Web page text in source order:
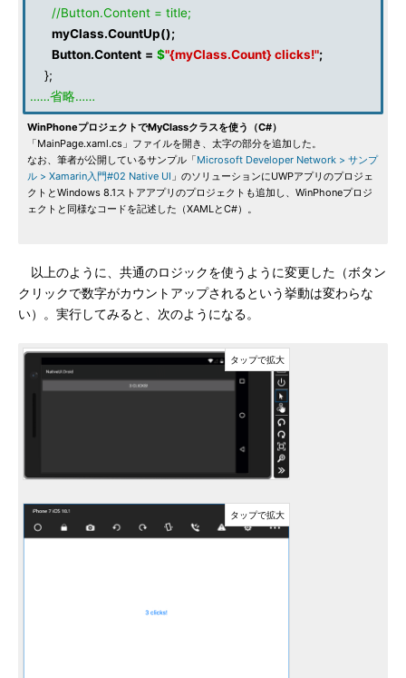
//Button.Content = title;
myClass.CountUp();
Button.Content = $"{myClass.Count} clicks!";
};
……省略……
WinPhoneプロジェクトでMyClassクラスを使う（C#）
「MainPage.xaml.cs」ファイルを開き、太字の部分を追加した。
なお、筆者が公開しているサンプル「Microsoft Developer Network > サンプ
ル > Xamarin入門#02 Native UI 」のソリューションにUWPアプリのプロジェ
クトとWindows 8.1ストアアプリのプロジェクトも追加し、WinPhoneプロジ
ェクトと同様なコードを記述した（XAMLとC#）。
以上のように、共通のロジックを使うように変更した（ボタン
クリックで数字がカウントアップされるという挙動は変わらな
い）。実行してみると、次のようになる。